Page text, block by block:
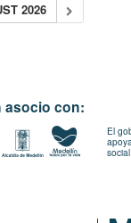
2026
asocio con:
El